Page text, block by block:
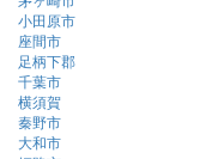
小田原市
座間市
足柄下郡
千葉市
横須賀
秦野市
大和市